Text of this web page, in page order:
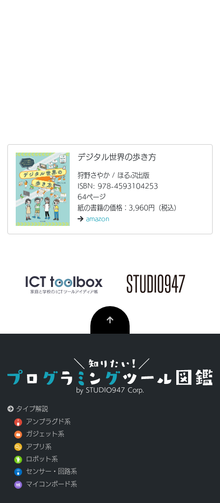
デジタル世界の歩き方
狩野さやか / ほるぷ出版
ISBN: 978-4593104253
64ページ
紙の書籍の価格：3,960円（税込）
amazon
by STUDIO947 Corp.
タイプ解説
アンプラグド系
ガジェット系
アプリ系
ロボット系
センサー・回路系
マイコンボード系